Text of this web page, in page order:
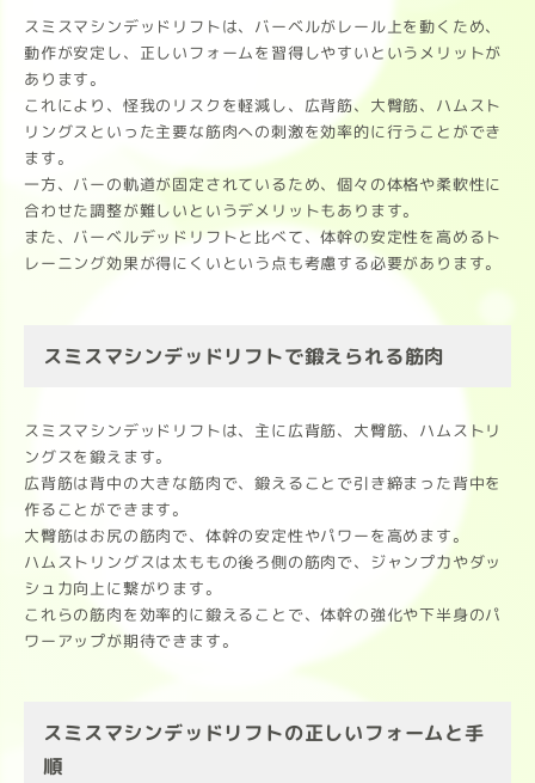
スミスマシンデッドリフトは、バーベルがレール上を動くため、
動作が安定し、正しいフォームを習得しやすいというメリットが
あります。
これにより、怪我のリスクを軽減し、広背筋、大臀筋、ハムスト
リングスといった主要な筋肉への刺激を効率的に行うことができ
ます。
一方、バーの軌道が固定されているため、個々の体格や柔軟性に
合わせた調整が難しいというデメリットもあります。
また、バーベルデッドリフトと比べて、体幹の安定性を高めるト
レーニング効果が得にくいという点も考慮する必要があります。
スミスマシンデッドリフトで鍛えられる筋肉
スミスマシンデッドリフトは、主に広背筋、大臀筋、ハムストリ
ングスを鍛えます。
広背筋は背中の大きな筋肉で、鍛えることで引き締まった背中を
作ることができます。
大臀筋はお尻の筋肉で、体幹の安定性やパワーを高めます。
ハムストリングスは太ももの後ろ側の筋肉で、ジャンプ力やダッ
シュ力向上に繋がります。
これらの筋肉を効率的に鍛えることで、体幹の強化や下半身のパ
ワーアップが期待できます。
スミスマシンデッドリフトの正しいフォームと手
順